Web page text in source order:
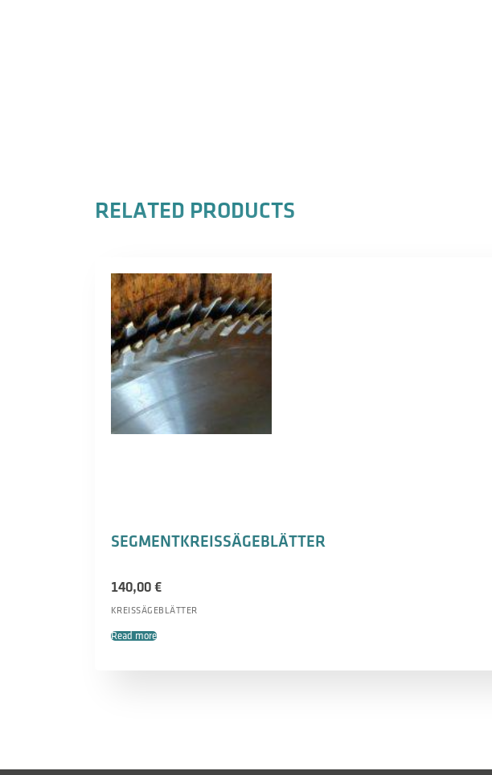
RELATED PRODUCTS
SEGMENTKREISSÄGEBLÄTTER
140,00 €
KREISSÄGEBLÄTTER
Read more